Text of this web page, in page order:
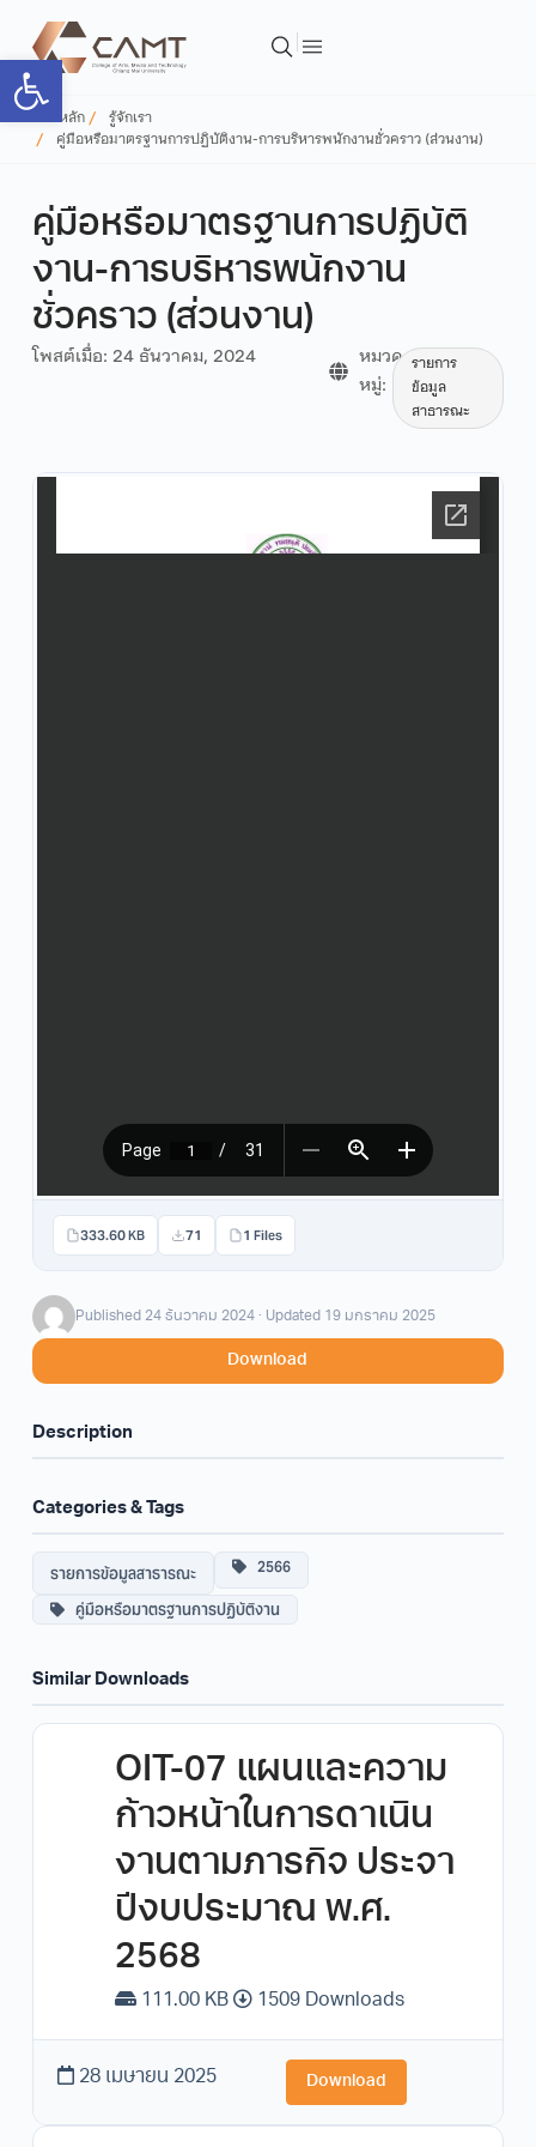
Open toolbar
หน้าหลัก
รู้จักเรา
คู่มือหรือมาตรฐานการปฏิบัติงาน-การบริหารพนักงานชั่วคราว (ส่วนงาน)
คู่มือหรือมาตรฐานการปฏิบัติ
งาน-การบริหารพนักงาน
ชั่วคราว (ส่วนงาน)
โพสต์เมื่อ: 24 ธันวาคม, 2024
หมวด
หมู่:
รายการ
ข้อมูล
สาธารณะ
333.60 KB 71 1 Files
Published 24 ธันวาคม 2024 · Updated 19 มกราคม 2025
Download
Description
Categories & Tags
รายการข้อมูลสาธารณะ
2566
คู่มือหรือมาตรฐานการปฏิบัติงาน
Similar Downloads
OIT-07 แผนและความ
ก้าวหน้าในการดาเนิน
งานตามภารกิจ ประจา
ปีงบประมาณ พ.ศ.
2568
111.00 KB 1509 Downloads
28 เมษายน 2025 Download